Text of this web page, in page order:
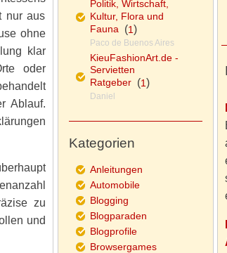
nur aus
ohne
klar
oder
Ablauf.
zu
und
Politik, Wirtschaft,
Kultur, Flora und
Fauna(1)
Paco de Buenos Aires
KieuFashionArt.de -
Servietten
Ratgeber(1)
Daniel
Kategorien
Anleitungen
Automobile
Blogging
Blogparaden
Blogprofile
Browsergames